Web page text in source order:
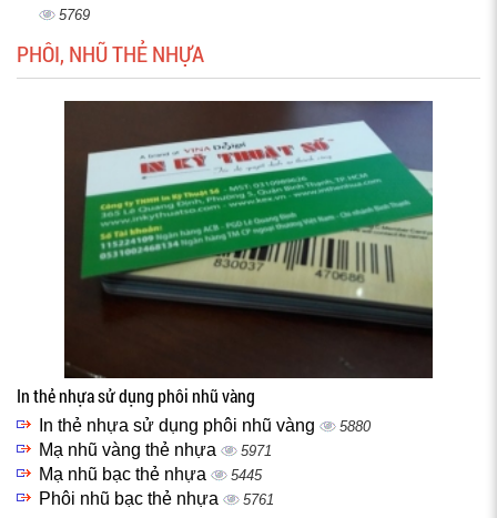
5769
PHÔI, NHŨ THẺ NHỰA
In thẻ nhựa sử dụng phôi nhũ vàng
In thẻ nhựa sử dụng phôi nhũ vàng 5880
Mạ nhũ vàng thẻ nhựa 5971
Mạ nhũ bạc thẻ nhựa 5445
Phôi nhũ bạc thẻ nhựa 5761